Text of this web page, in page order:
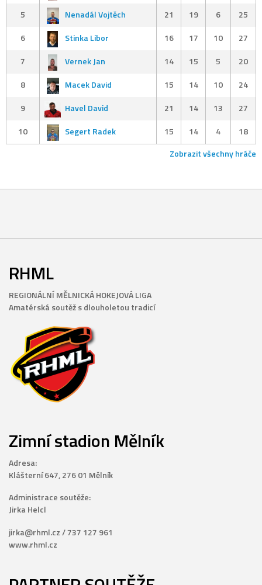
5
Nenadál Vojtěch 21 19 6
25
6
Stinka Libor 16 17 10
27
7
Vernek Jan 14 15 5
20
8
Macek David 15 14 10
24
9
Havel David 21 14 13
27
10
Segert Radek 15 14 4
18
Zobrazit všechny hráče
RHML
REGIONÁLNÍ MĚLNICKÁ HOKEJOVÁ LIGA
Amatérská soutěž s dlouholetou tradicí
Zimní stadion Mělník
Adresa:
Klášterní 647, 276 01 Mělník
Administrace soutěže:
Jirka Helcl
jirka@rhml.cz / 737 127 961
www.rhml.cz